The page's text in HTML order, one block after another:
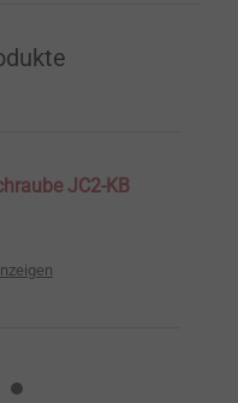
JC2-KB